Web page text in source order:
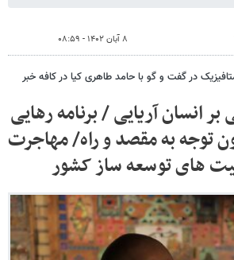
۸ آبان ۱۴۰۲ - ۰۸:۵۹
در گفت و گو با حامد طاهری کیا در کافه خبر
انسان آریایی / برنامه رهایی
توجه به مقصد و راه/ مهاجرت
های توسعه ساز کشور